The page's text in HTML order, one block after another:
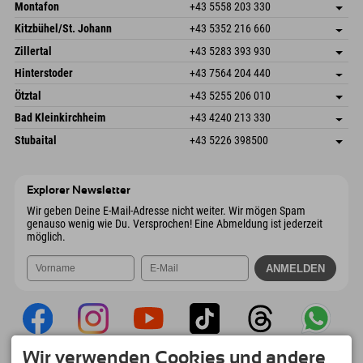
Montafon +43 5558 203 330
Dorfstr. 127b
6793 Gaschurn/Montafon
Österreich
Adresse speichern
Buchen
Kitzbühel/St. Johann +43 5352 216 660
Speckbacherstraße 87
6380 St. Johann in Tirol
Österreich
Adresse speichern
Anreiseinfos
Buchen
Zillertal +43 5283 393 930
Schmiedau 2
Österreich
Adresse speichern
Buchen
Hinterstoder +43 7564 204 440
Freizeitpark 10
4573 Hinterstoder
Österreich
Adresse speichern
Anreiseinfos
Buchen
Ötztal +43 5255 206 010
Gscheat 14
Österreich
Adresse speichern
Buchen
Bad Kleinkirchheim +43 4240 213 330
Dorfstraße 24
9546 Bad Kleinkirchheim
Adresse speichern
Anreiseinfos
Stubaital +43 5226 398500
Explorer Newsletter
Wir geben Deine E-Mail-Adresse nicht weiter. Wir mögen Spam
genauso wenig wie Du. Versprochen! Eine Abmeldung ist jederzeit
möglich.
Wir verwenden Cookies und andere